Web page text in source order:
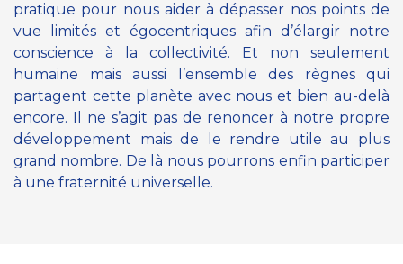
pratique pour nous aider à dépasser nos points de
vue limités et égocentriques afin d’élargir notre
conscience à la collectivité. Et non seulement
humaine mais aussi l’ensemble des règnes qui
partagent cette planète avec nous et bien au-delà
encore. Il ne s’agit pas de renoncer à notre propre
développement mais de le rendre utile au plus
grand nombre. De là nous pourrons enfin participer
à une fraternité universelle.